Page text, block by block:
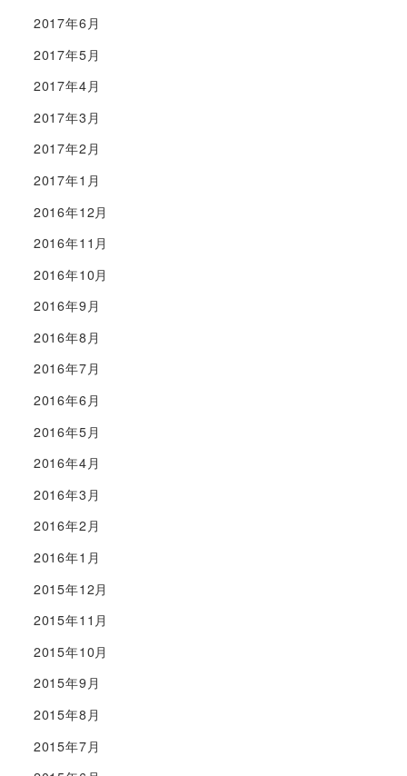
2017年6月
2017年5月
2017年4月
2017年3月
2017年2月
2017年1月
2016年12月
2016年11月
2016年10月
2016年9月
2016年8月
2016年7月
2016年6月
2016年5月
2016年4月
2016年3月
2016年2月
2016年1月
2015年12月
2015年11月
2015年10月
2015年9月
2015年8月
2015年7月